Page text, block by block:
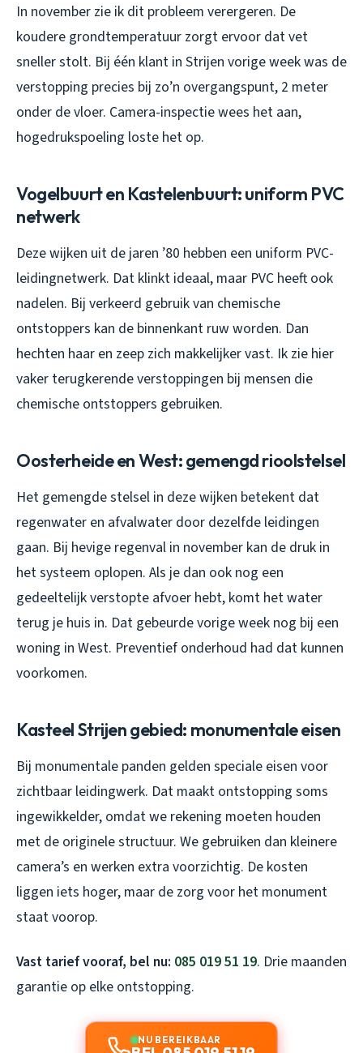
In november zie ik dit probleem verergeren. De
koudere grondtemperatuur zorgt ervoor dat vet
sneller stolt. Bij één klant in Strijen vorige week was de
verstopping precies bij zo’n overgangspunt, 2 meter
onder de vloer. Camera-inspectie wees het aan,
hogedrukspoeling loste het op.
Vogelbuurt en Kastelenbuurt: uniform PVC
netwerk
Deze wijken uit de jaren ’80 hebben een uniform PVC-
leidingnetwerk. Dat klinkt ideaal, maar PVC heeft ook
nadelen. Bij verkeerd gebruik van chemische
ontstoppers kan de binnenkant ruw worden. Dan
hechten haar en zeep zich makkelijker vast. Ik zie hier
vaker terugkerende verstoppingen bij mensen die
chemische ontstoppers gebruiken.
Oosterheide en West: gemengd rioolstelsel
Het gemengde stelsel in deze wijken betekent dat
regenwater en afvalwater door dezelfde leidingen
gaan. Bij hevige regenval in november kan de druk in
het systeem oplopen. Als je dan ook nog een
gedeeltelijk verstopte afvoer hebt, komt het water
terug je huis in. Dat gebeurde vorige week nog bij een
woning in West. Preventief onderhoud had dat kunnen
voorkomen.
Kasteel Strijen gebied: monumentale eisen
Bij monumentale panden gelden speciale eisen voor
zichtbaar leidingwerk. Dat maakt ontstopping soms
ingewikkelder, omdat we rekening moeten houden
met de originele structuur. We gebruiken dan kleinere
camera’s en werken extra voorzichtig. De kosten
liggen iets hoger, maar de zorg voor het monument
staat voorop.
Vast tarief vooraf, bel nu: 085 019 51 19. Drie maanden
garantie op elke ontstopping.
NU BEREIKBAAR